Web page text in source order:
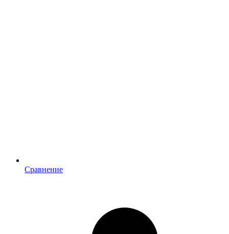
Сравнение